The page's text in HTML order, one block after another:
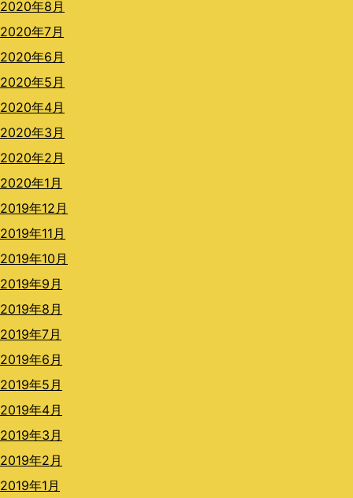
2020年8月
2020年7月
2020年6月
2020年5月
2020年4月
2020年3月
2020年2月
2020年1月
2019年12月
2019年11月
2019年10月
2019年9月
2019年8月
2019年7月
2019年6月
2019年5月
2019年4月
2019年3月
2019年2月
2019年1月